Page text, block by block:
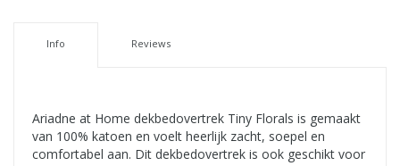
Info Reviews
Ariadne at Home dekbedovertrek Tiny Florals is gemaakt
van 100% katoen en voelt heerlijk zacht, soepel en
comfortabel aan. Dit dekbedovertrek is ook geschikt voor